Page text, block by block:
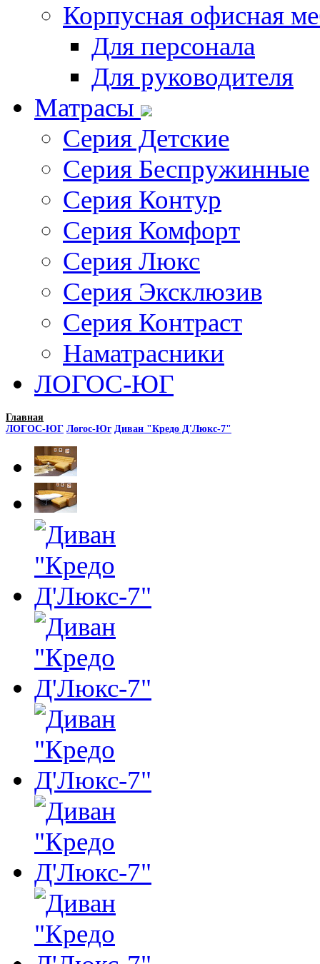
Корпусная офисная
Для персонала
Для руководителя
Матрасы
Серия Детские
Серия Беспружинные
Серия Контур
Серия Комфорт
Серия Люкс
Серия Эксклюзив
Серия Контраст
Наматрасники
ЛОГОС-ЮГ
Главная
ЛОГОС-ЮГ Логос-Юг Диван "Кредо Д'Люкс-7"